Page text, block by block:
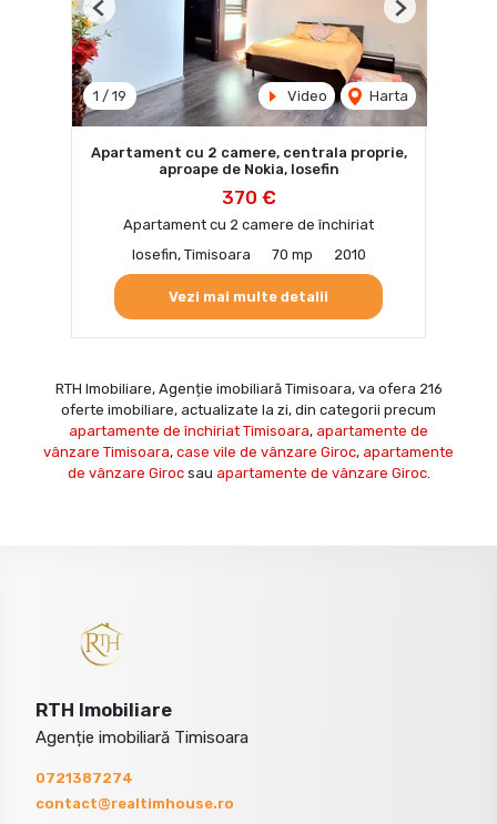
1 / 19 Video Harta
Previous Next
Apartament cu 2 camere, centrala proprie,
aproape de Nokia, Iosefin
370 €
Apartament cu 2 camere de închiriat
Iosefin, Timisoara
70 mp 2010
Vezi mai multe detalii
RTH Imobiliare, Agenție imobiliară Timisoara, va ofera 216
oferte imobiliare, actualizate la zi, din categorii precum
apartamente de închiriat Timisoara, apartamente de
vânzare Timisoara, case vile de vânzare Giroc, apartamente
de vânzare Girocsau apartamente de vânzare Giroc.
RTH Imobiliare
Agenție imobiliară Timisoara
0721387274
contact@realtimhouse.ro